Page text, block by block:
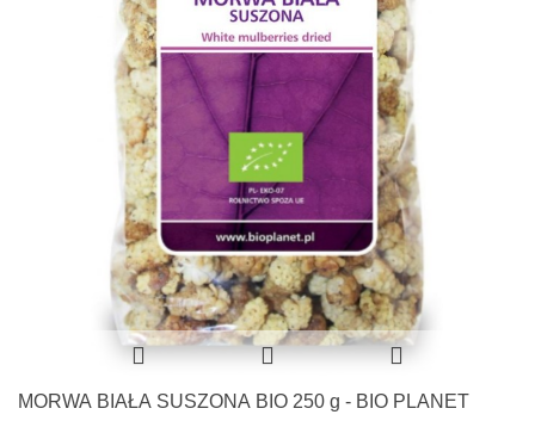
MORWA BIAŁA SUSZONA BIO 250 g - BIO PLANET